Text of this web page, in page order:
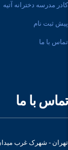
کادر مدرسه دخترانه آتیه
پیش ثبت نام
تماس با ما
تماس با ما
تهران - شهرک غرب